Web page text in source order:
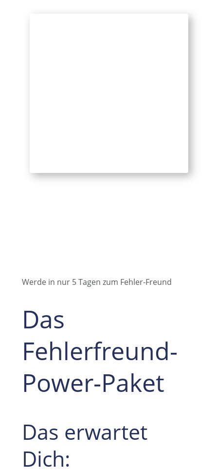
Werde in nur 5 Tagen zum Fehler-Freund
Das
Fehlerfreund-
Power-Paket
Das erwartet
Dich: